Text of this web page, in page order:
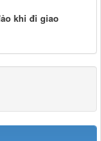
khi đi giao